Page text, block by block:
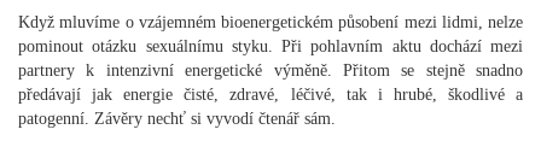
Když mluvíme o vzájemném bioenergetickém působení mezi lidmi, nelze
pominout otázku sexuálnímu styku. Při pohlavním aktu dochází mezi
partnery k intenzivní energetické výměně. Přitom se stejně snadno
předávají jak energie čisté, zdravé, léčivé, tak i hrubé, škodlivé a
patogenní. Závěry nechť si vyvodí čtenář sám.